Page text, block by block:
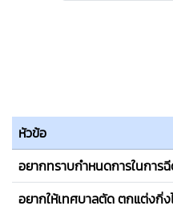
หัวข้อ
อยากทราบกำหนดการในกา
อยากให้เทศบาลตัด ตกแต่งกิ่ง